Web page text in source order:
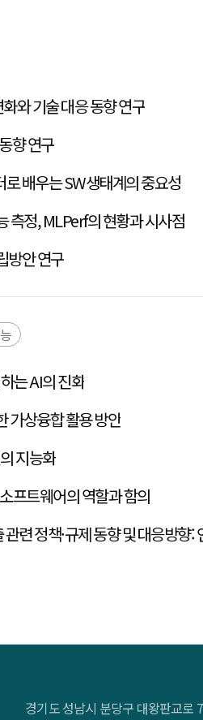
와 기술 대응 동향 연구
향 연구
배우는 SW생태계의 중요성
측정, MLPerf의 현황과 시사점
방안 연구
는 AI의 진화
가상융합 활용 방안
지능화
프트웨어의 역할과 함의
련 정책·규제 동향 및 대응방향
경기도 성남시 분당구 대왕판교